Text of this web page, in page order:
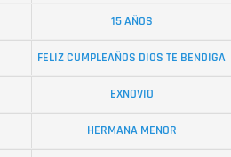
15 AÑOS
FELIZ CUMPLEAÑOS DIOS TE BENDIGA
EXNOVIO
HERMANA MENOR